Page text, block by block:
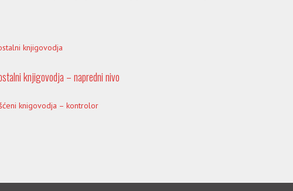
knjigovodja
knjigovodja – napredni nivo
knigovodja – kontrolor